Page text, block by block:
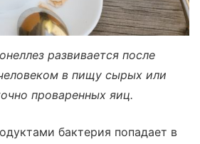
развивается после
в пищу сырых или
проваренных яиц.
бактерия попадает в